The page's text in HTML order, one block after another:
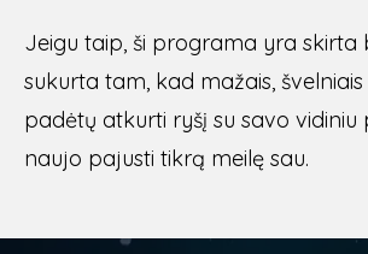
Jeigu taip, ši programa yra skirta
sukurta tam, kad mažais, švelniais
padėtų atkurti ryšį su savo vidiniu
naujo pajusti tikrą meilę sau.